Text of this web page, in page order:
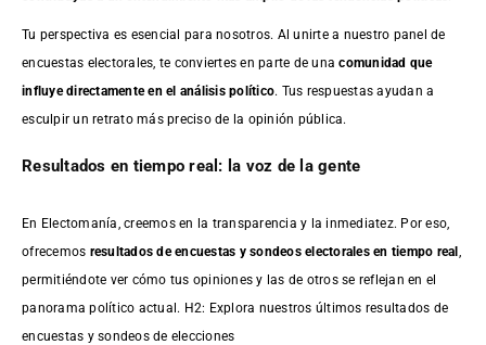
Tu perspectiva es esencial para nosotros. Al unirte a nuestro panel de
encuestas electorales, te conviertes en parte de unacomunidad que
influye directamente en el análisis político. Tus respuestas ayudan a
esculpir un retrato más preciso de la opinión pública.
Resultados en tiempo real: la voz de la gente
En Electomanía, creemos en la transparencia y la inmediatez. Por eso,
ofrecemos resultados deencuestas y sondeos electorales en tiempo real
permitiéndote ver cómo tus opiniones y las de otros se reflejan en el
panorama político actual. H2: Explora nuestros últimos resultados de
encuestas y sondeos de elecciones